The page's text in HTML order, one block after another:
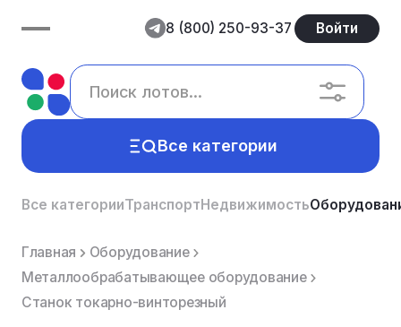
8 (800) 250-93-37 Войти
Все категории
Все категорииТранспортНедвижимость
Главная
Оборудование
Металлообрабатывающее оборудование
Станок токарно-винторезный